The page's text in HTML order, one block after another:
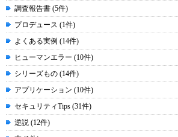
調査報告書 (5件)
プロデュース (1件)
よくある実例 (14件)
ヒューマンエラー (10件)
シリーズもの (14件)
アプリケーション (10件)
セキュリティTips (31件)
逆説 (12件)